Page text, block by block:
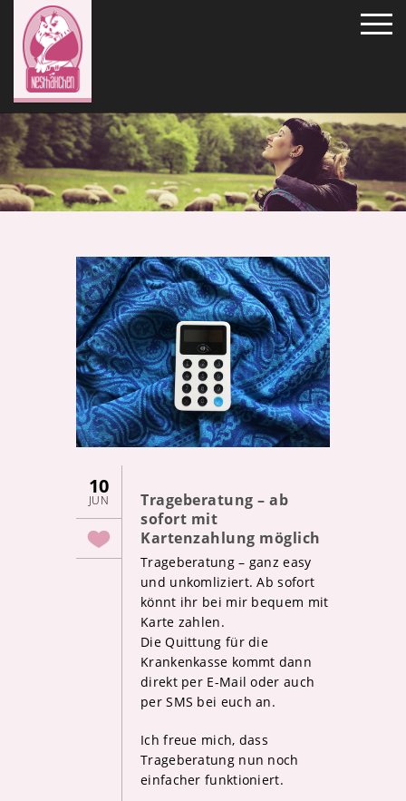
10
JUN
Trageberatung – ab
sofort mit
Kartenzahlung möglich
Trageberatung – ganz easy
und unkomliziert. Ab sofort
könnt ihr bei mir bequem mit
Karte zahlen.
Die Quittung für die
Krankenkasse kommt dann
direkt per E-Mail oder auch
per SMS bei euch an.
Ich freue mich, dass
Trageberatung nun noch
einfacher funktioniert.